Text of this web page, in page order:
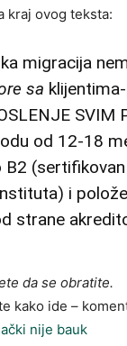
kraj ovog teksta:
migracija
sa
SVIM
od 12-18
B2
i
strane
da se obratite.
kako ide –
nije bauk